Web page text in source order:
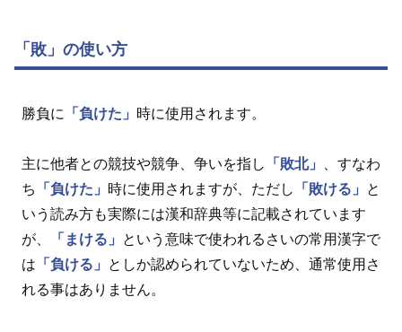
「敗」の使い方
勝負に 「負けた」 時に使用されます。
主に他者との競技や競争、争いを指し 「敗北」
、すなわ
ち
「負けた」 時に使用されますが、ただし 「敗ける」
と
いう読み方も実際には漢和辞典等に記載されています
が、
「まける」
という意味で使われるさいの常用漢字で
は 「負ける」
としか認められていないため、通常使用さ
れる事はありません。